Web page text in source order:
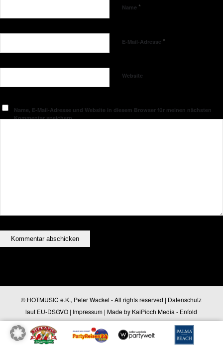
Name *
E-Mail-Adresse *
Website
Name, E-Mail-Adresse und Website in diesem Browser für meinen nächsten
Kommentar speichern.
© HOTMUSIC e.K., Peter Wackel - All rights reserved | Datenschutz
laut EU-DSGVO | Impressum | Made by KaiPioch Media - Enfold
WordPress Theme by Kriesi